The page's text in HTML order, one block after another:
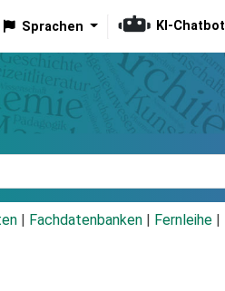
Sprachen KI-Chatbot
Fachdatenbanken Fernleihe